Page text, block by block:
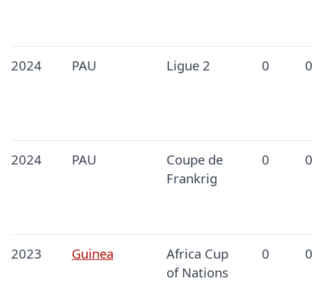
2024 PAU Ligue 2 0 0
2024 PAU
Coupe de
Frankrig
0 0
2023 Guinea
Africa Cup
of Nations
0 0